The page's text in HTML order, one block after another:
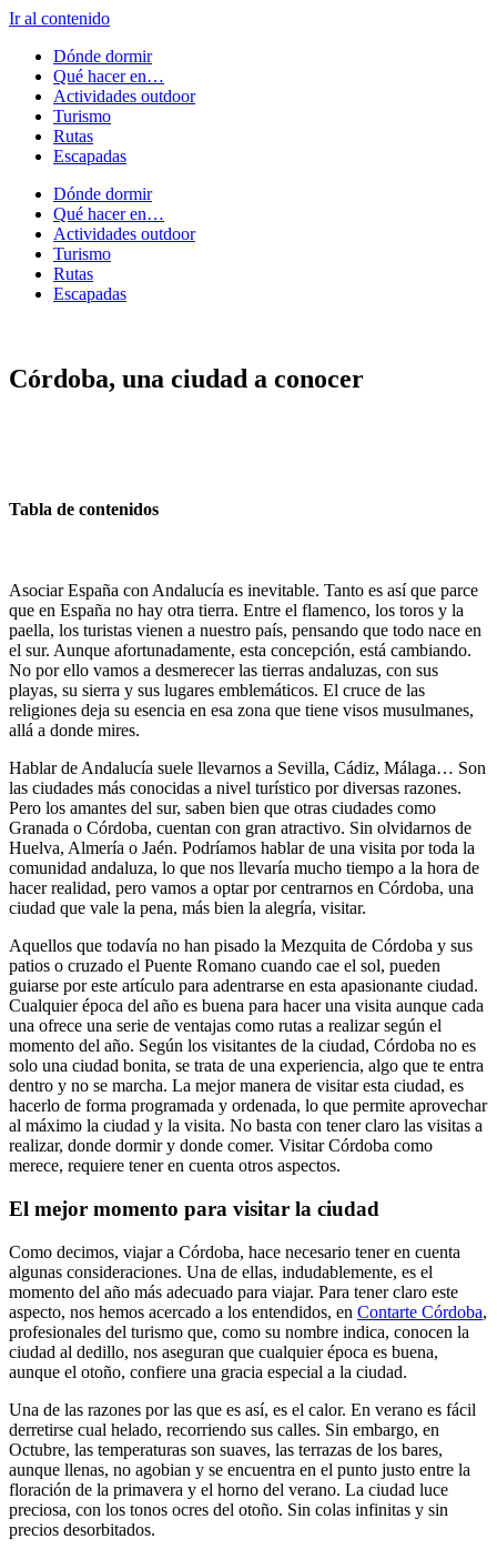
Ir al contenido
Dónde dormir
Qué hacer en…
Actividades outdoor
Turismo
Rutas
Escapadas
Dónde dormir
Qué hacer en…
Actividades outdoor
Turismo
Rutas
Escapadas
Córdoba, una ciudad a conocer
Tabla de contenidos
Asociar España con Andalucía es inevitable. Tanto es así que parce
que en España no hay otra tierra. Entre el flamenco, los toros y la
paella, los turistas vienen a nuestro país, pensando que todo nace en
el sur. Aunque afortunadamente, esta concepción, está cambiando.
No por ello vamos a desmerecer las tierras andaluzas, con sus
playas, su sierra y sus lugares emblemáticos. El cruce de las
religiones deja su esencia en esa zona que tiene visos musulmanes,
allá a donde mires.
Hablar de Andalucía suele llevarnos a Sevilla, Cádiz, Málaga… Son
las ciudades más conocidas a nivel turístico por diversas razones.
Pero los amantes del sur, saben bien que otras ciudades como
Granada o Córdoba, cuentan con gran atractivo. Sin olvidarnos de
Huelva, Almería o Jaén. Podríamos hablar de una visita por toda la
comunidad andaluza, lo que nos llevaría mucho tiempo a la hora de
hacer realidad, pero vamos a optar por centrarnos en Córdoba, una
ciudad que vale la pena, más bien la alegría, visitar.
Aquellos que todavía no han pisado la Mezquita de Córdoba y sus
patios o cruzado el Puente Romano cuando cae el sol, pueden
guiarse por este artículo para adentrarse en esta apasionante ciudad.
Cualquier época del año es buena para hacer una visita aunque cada
una ofrece una serie de ventajas como rutas a realizar según el
momento del año. Según los visitantes de la ciudad, Córdoba no es
solo una ciudad bonita, se trata de una experiencia, algo que te entra
dentro y no se marcha. La mejor manera de visitar esta ciudad, es
hacerlo de forma programada y ordenada, lo que permite aprovechar
al máximo la ciudad y la visita. No basta con tener claro las visitas a
realizar, donde dormir y donde comer. Visitar Córdoba como
merece, requiere tener en cuenta otros aspectos.
El mejor momento para visitar la ciudad
Como decimos, viajar a Córdoba, hace necesario tener en cuenta
algunas consideraciones. Una de ellas, indudablemente, es el
momento del año más adecuado para viajar. Para tener claro este
aspecto, nos hemos acercado a los entendidos, en Contarte Córdoba,
profesionales del turismo que, como su nombre indica, conocen la
ciudad al dedillo, nos aseguran que cualquier época es buena,
aunque el otoño, confiere una gracia especial a la ciudad.
Una de las razones por las que es así, es el calor. En verano es fácil
derretirse cual helado, recorriendo sus calles. Sin embargo, en
Octubre, las temperaturas son suaves, las terrazas de los bares,
aunque llenas, no agobian y se encuentra en el punto justo entre la
floración de la primavera y el horno del verano. La ciudad luce
preciosa, con los tonos ocres del otoño. Sin colas infinitas y sin
precios desorbitados.